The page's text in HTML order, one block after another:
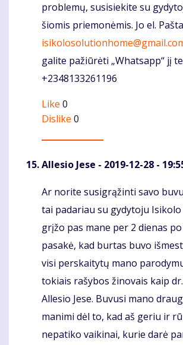
problemų, susisiekite su
šiomis priemonėmis. Jo el.
galite pažiūrėti „Whatsapp“ jį
+2348133261196
Like 0
Dislike 0
Allesio Jese - 2019-12-28 -
Komentaras
Ar norite susigrąžinti savo
tai padariau su gydytoju
grįžo pas mane per 2 dienas
pasakė, kad burtas buvo
visi perskaitytų mano
tokiais rašybos žinovais kaip
Allesio Jese. Buvusi mano
manimi dėl to, kad aš geriu ir
nepatiko vaikinai, kurie darė